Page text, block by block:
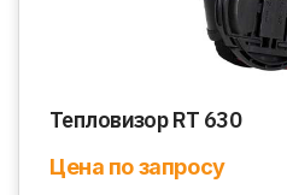
Тепловизор RT 630
Цена по запросу